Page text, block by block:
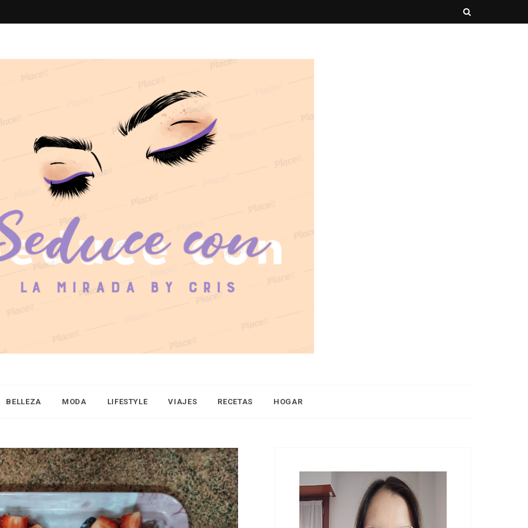
BELLEZA MODA LIFESTYLE VIAJES RECETAS HOGAR